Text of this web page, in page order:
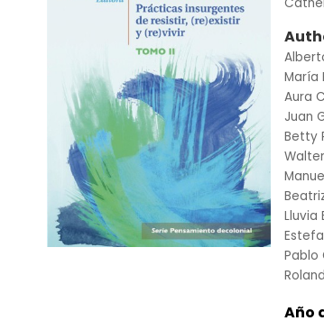
María
Aura
Juan
Betty
Lluvia
Pablo
Año